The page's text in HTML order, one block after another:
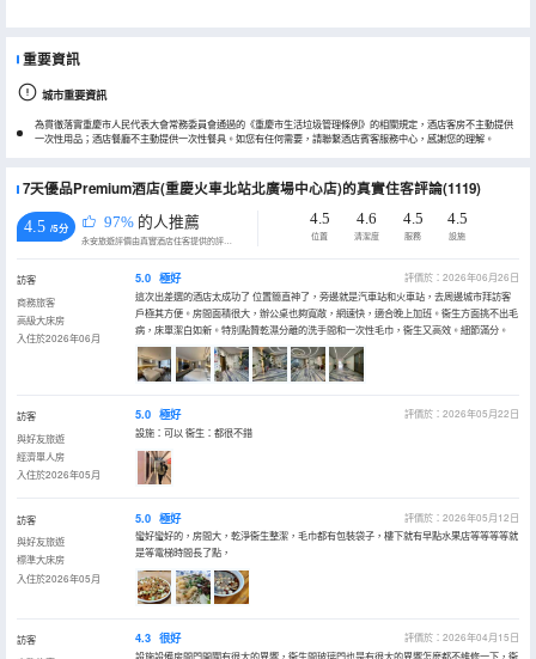
重要資訊
城市重要資訊
為貫徹落實重慶市人民代表大會常務委員會通過的《重慶市生活垃圾管理條例》的相關規定，酒店客房不主動提供
一次性用品；酒店餐廳不主動提供一次性餐具。如您有任何需要，請聯繫酒店賓客服務中心，感謝您的理解。
7天優品Premium酒店(重慶火車北站北廣場中心店)的真實住客評論(1119)
4.5 /5分 97% 的人推薦
永安旅遊評價由真實酒店住客提供的評價。
4.5
位置
4.6
清潔度
4.5
服務
4.5
設施
訪客
商務旅客
高級大床房
入住於2026年06月
5.0 極好
評價於：2026年06月26日
這次出差選的酒店太成功了 位置簡直神了，旁邊就是汽車站和火車站，去周邊城市拜訪客
戶極其方便。房間面積很大，辦公桌也夠寬敞，網速快，適合晚上加班。衞生方面挑不出毛
病，床單潔白如新。特別點贊乾濕分離的洗手間和一次性毛巾，衞生又高效。細節滿分。
訪客
與好友旅遊
經濟單人房
入住於2026年05月
5.0 極好
評價於：2026年05月22日
設施：可以 衞生：都很不錯
訪客
與好友旅遊
標準大床房
入住於2026年05月
5.0 極好
評價於：2026年05月12日
蠻好蠻好的，房間大，乾淨衞生整潔，毛巾都有包裝袋子，樓下就有早點水果店等等等等就
是等電梯時間長了點，
訪客
4.3 很好
評價於：2026年04月15日
設施設備房間門開關有很大的異響，衞生間玻璃門也是有很大的異響怎麼都不維修一下，衞